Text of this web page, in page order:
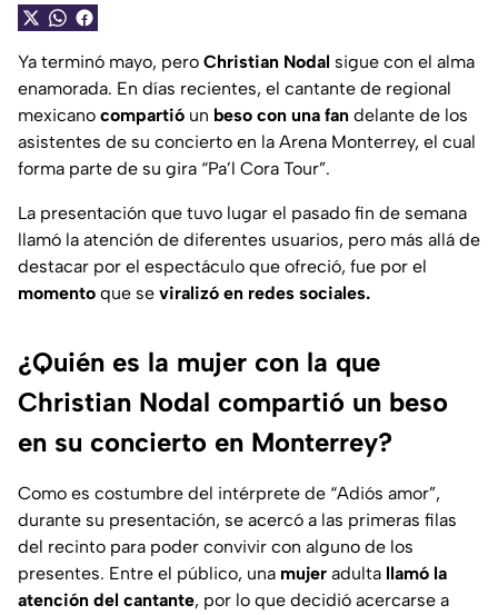
Ya terminó mayo, pero Christian Nodal sigue con el alma
enamorada. En días recientes, el cantante de regional
mexicano compartió un beso con una fan delante de los
asistentes de su concierto en la Arena Monterrey, el cual
forma parte de su gira “Pa’l Cora Tour”.
La presentación que tuvo lugar el pasado fin de semana
llamó la atención de diferentes usuarios, pero más allá de
destacar por el espectáculo que ofreció, fue por el
momento que se viralizó en redes sociales.
¿Quién es la mujer con la que
Christian Nodal compartió un beso
en su concierto en Monterrey?
Como es costumbre del intérprete de “Adiós amor”,
durante su presentación, se acercó a las primeras filas
del recinto para poder convivir con alguno de los
presentes. Entre el público, una mujer adulta llamó la
atención del cantante, por lo que decidió acercarse a